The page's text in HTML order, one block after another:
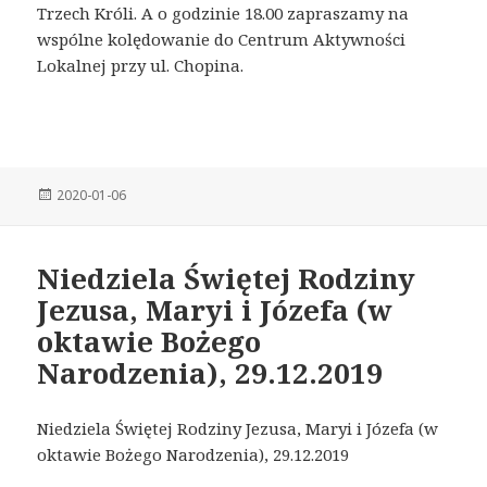
Trzech Króli. A o godzinie 18.00 zapraszamy na
wspólne kolędowanie do Centrum Aktywności
Lokalnej przy ul. Chopina.
Posted
2020-01-06
Niedziela Świętej Rodziny
Jezusa, Maryi i Józefa (w
oktawie Bożego
Narodzenia), 29.12.2019
Niedziela Świętej Rodziny Jezusa, Maryi i Józefa (w
oktawie Bożego Narodzenia), 29.12.2019